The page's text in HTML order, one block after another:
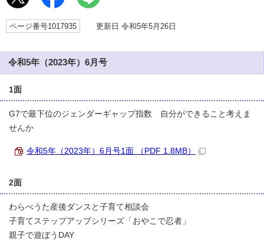
ページ番号1017935 更新日 令和5年5月26日
令和5年（2023年）6月号
1面
G7で最下位のジェンダーギャップ指数 自分ができること考えま
せんか
令和5年（2023年）6月号1面 （PDF 1.8MB）
2面
わらべうた産後ダンスと子育て相談会
子育てステップアップシリーズ「おやこで忍者」
親子で遊ぼうDAY